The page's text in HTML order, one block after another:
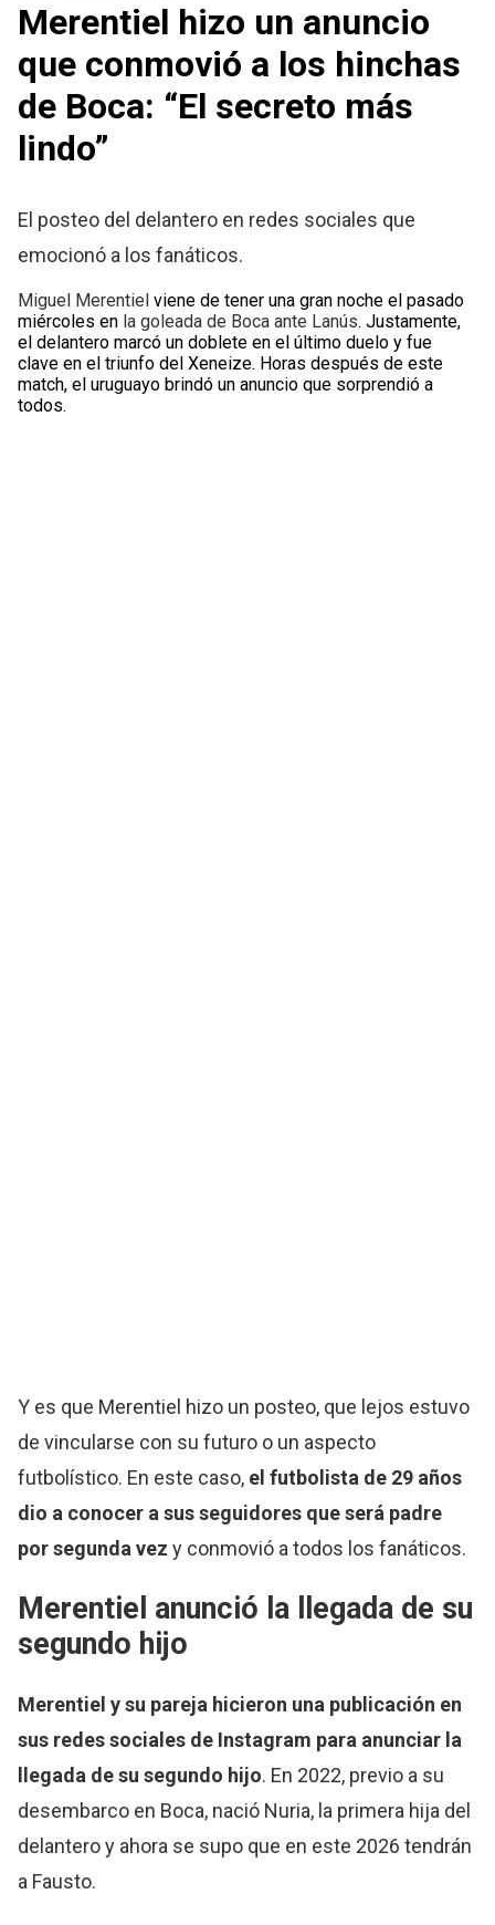
Merentiel hizo un anuncio
que conmovió a los hinchas
de Boca: “El secreto más
lindo”
El posteo del delantero en redes sociales que
emocionó a los fanáticos.
Miguel Merentiel viene de tener una gran noche el pasado
miércoles en la goleada de Boca ante Lanús. Justamente,
el delantero marcó un doblete en el último duelo y fue
clave en el triunfo del Xeneize. Horas después de este
match, el uruguayo brindó un anuncio que sorprendió a
todos.
Y es que Merentiel hizo un posteo, que lejos estuvo
de vincularse con su futuro o un aspecto
futbolístico. En este caso, el futbolista de 29 años
dio a conocer a sus seguidores que será padre
por segunda vez y conmovió a todos los fanáticos.
Merentiel anunció la llegada de su
segundo hijo
Merentiel y su pareja hicieron una publicación en
sus redes sociales de Instagram para anunciar la
llegada de su segundo hijo. En 2022, previo a su
desembarco en Boca, nació Nuria, la primera hija del
delantero y ahora se supo que en este 2026 tendrán
a Fausto.